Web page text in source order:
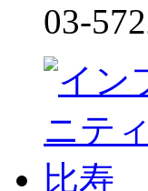
03-